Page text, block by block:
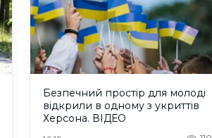
Безпечний простір для молоді
відкрили в одному з укриттів
Херсона. ВІДЕО